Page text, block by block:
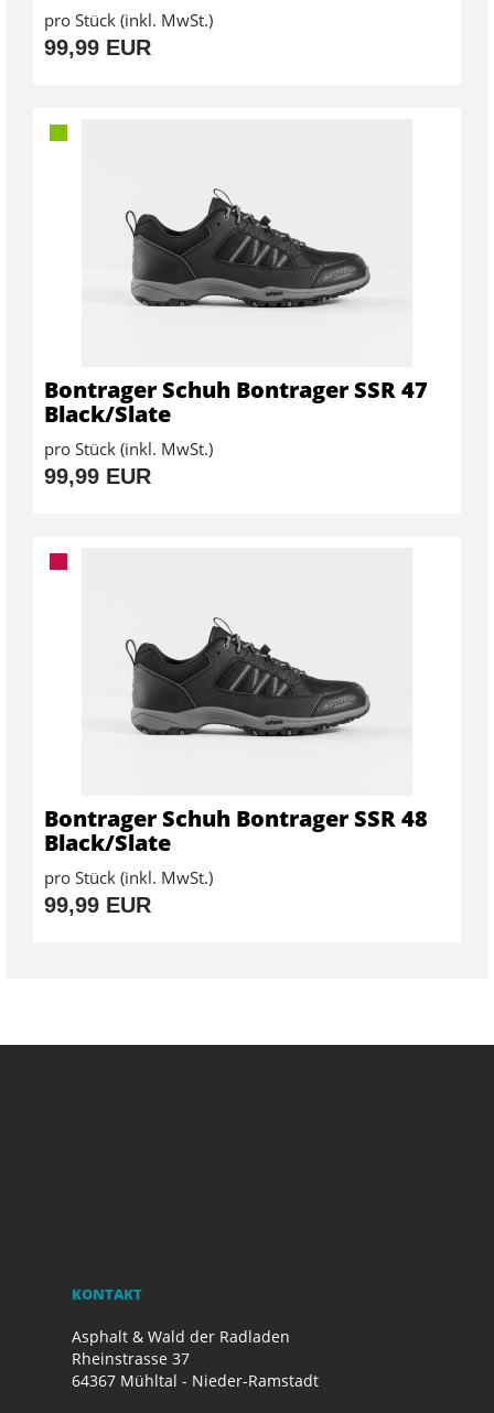
pro Stück (inkl. MwSt.)
99,99 EUR
Bontrager Schuh Bontrager SSR 47
Black/Slate
pro Stück (inkl. MwSt.)
99,99 EUR
Bontrager Schuh Bontrager SSR 48
Black/Slate
pro Stück (inkl. MwSt.)
99,99 EUR
KONTAKT
Asphalt & Wald der Radladen
Rheinstrasse 37
64367 Mühltal - Nieder-Ramstadt